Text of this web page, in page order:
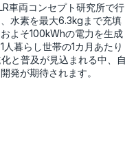
車両コンセプト研究所で行
水素を最大6.3kgまで充填
よそ100kWhの電力を生成
暮らし世帯の1カ月あたり
と普及が見込まれる中、自
発が期待されます。